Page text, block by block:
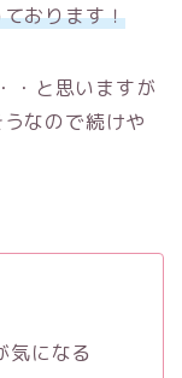
おります！
・と思いますが
なので続けや
気になる